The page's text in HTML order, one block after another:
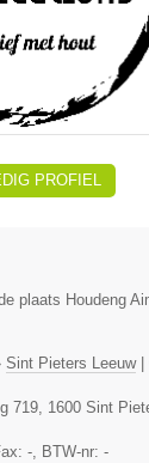
PROFIEL
plaats Houdeng
Sint Pieters Leeuw|
719, 1600 Sint
-, BTW-nr: -